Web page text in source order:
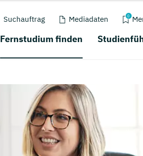
Suchauftrag Mediadaten 0
Fernstudium finden